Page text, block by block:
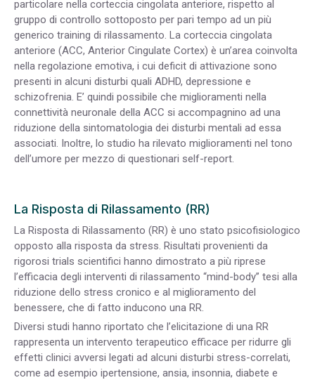
particolare nella corteccia cingolata anteriore, rispetto al
gruppo di controllo sottoposto per pari tempo ad un più
generico training di rilassamento. La corteccia cingolata
anteriore (ACC, Anterior Cingulate Cortex) è un’area coinvolta
nella regolazione emotiva, i cui deficit di attivazione sono
presenti in alcuni disturbi quali ADHD, depressione e
schizofrenia. E’ quindi possibile che miglioramenti nella
connettività neuronale della ACC si accompagnino ad una
riduzione della sintomatologia dei disturbi mentali ad essa
associati. Inoltre, lo studio ha rilevato miglioramenti nel tono
dell’umore per mezzo di questionari self-report.
La Risposta di Rilassamento (RR)
La Risposta di Rilassamento (RR) è uno stato psicofisiologico
opposto alla risposta da stress. Risultati provenienti da
rigorosi trials scientifici hanno dimostrato a più riprese
l’efficacia degli interventi di rilassamento “mind-body” tesi alla
riduzione dello stress cronico e al miglioramento del
benessere, che di fatto inducono una RR.
Diversi studi hanno riportato che l’elicitazione di una RR
rappresenta un intervento terapeutico efficace per ridurre gli
effetti clinici avversi legati ad alcuni disturbi stress-correlati,
come ad esempio ipertensione, ansia, insonnia, diabete e